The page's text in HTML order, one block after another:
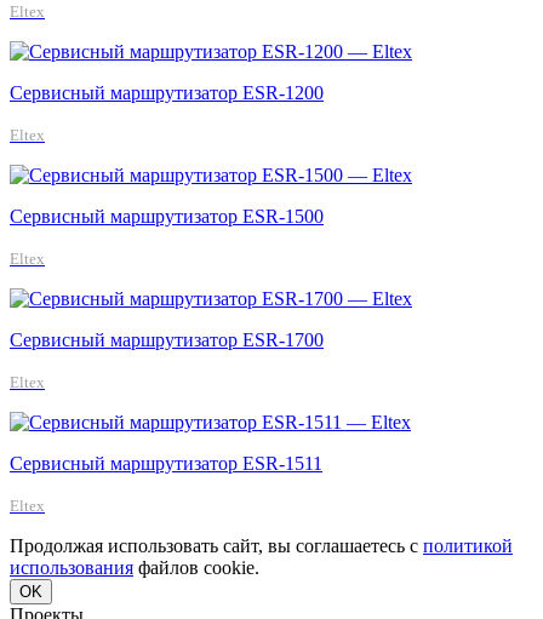
Eltex
Сервисный маршрутизатор ESR-1200
Eltex
Сервисный маршрутизатор ESR-1500
Eltex
Сервисный маршрутизатор ESR-1700
Eltex
Сервисный маршрутизатор ESR-1511
Eltex
Продолжая использовать сайт, вы соглашаетесь с политикой
использования файлов cookie.
OK
Проекты